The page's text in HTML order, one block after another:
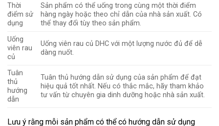
Thời
điểm sử
dụng
Sản phẩm có thể uống trong cùng một thời điểm
hàng ngày hoặc theo chỉ dẫn của nhà sản xuất. Có
thể thay đổi tùy theo sản phẩm.
Uống
viên rau
củ
Uống viên rau củ DHC với một lượng nước đủ để dễ
dàng nuốt.
Tuân
thủ
hướng
dẫn
Tuân thủ hướng dẫn sử dụng của sản phẩm để đạt
hiệu quả tốt nhất. Nếu có thắc mắc, hãy tham khảo
tư vấn từ chuyên gia dinh dưỡng hoặc nhà sản xuất.
Lưu ý rằng mỗi sản phẩm có thể có hướng dẫn sử dụng